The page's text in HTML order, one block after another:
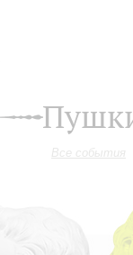
Все события